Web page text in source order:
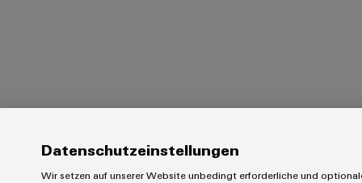
Datenschutzeinstellungen
Wir setzen auf unserer Website unbedingt erforderliche und